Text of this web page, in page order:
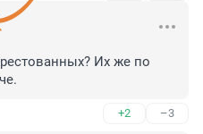
Их же по
+2 –3